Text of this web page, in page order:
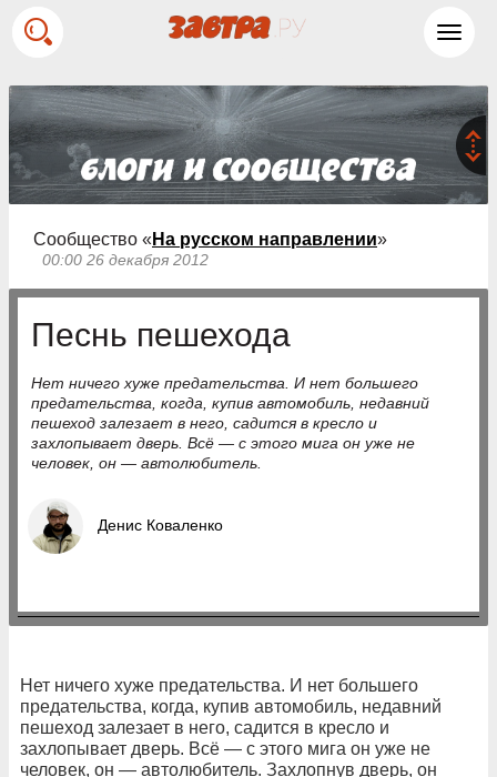
Сообщество « На русском направлении»
00:00 26 декабря 2012
Песнь пешехода
Нет ничего хуже предательства. И нет большего
предательства, когда, купив автомобиль, недавний
пешеход залезает в него, садится в кресло и
захлопывает дверь. Всё — с этого мига он уже не
человек, он — автолюбитель.
Денис Коваленко
Нет ничего хуже предательства. И нет большего
предательства, когда, купив автомобиль, недавний
пешеход залезает в него, садится в кресло и
захлопывает дверь. Всё — с этого мига он уже не
человек, он — автолюбитель. Захлопнув дверь, он